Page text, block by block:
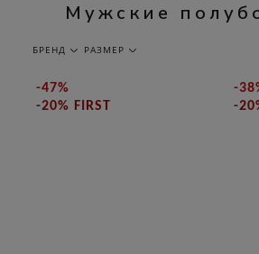
Мужские
БРЕНД РАЗМЕР
-47%
-20% FIRST
-
-